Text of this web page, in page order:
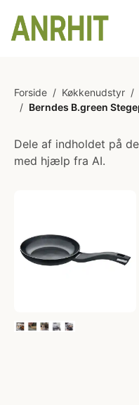
Forside / Køkkenudstyr /
/ Berndes B.green
Dele af indholdet på
med hjælp fra AI.